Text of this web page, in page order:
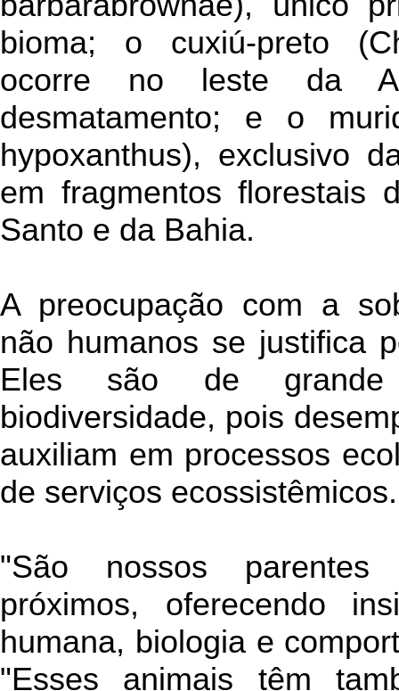
bioma; o cuxiú-preto
ocorre no leste da
desmatamento; e o
hypoxanthus), exclusivo
em fragmentos florestais
Santo e da Bahia.
A preocupação com a
não humanos se justifica
Eles são de
biodiversidade, pois
auxiliam em processos
de serviços ecossistêmicos.
"São nossos
próximos, oferecendo
humana, biologia e
"Esses animais têm